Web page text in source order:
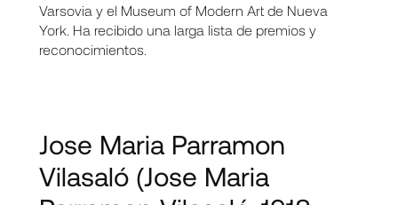
Varsovia y el Museum of Modern Art de Nueva
York. Ha recibido una larga lista de premios y
reconocimientos.
Jose Maria Parramon
Vilasaló (Jose Maria